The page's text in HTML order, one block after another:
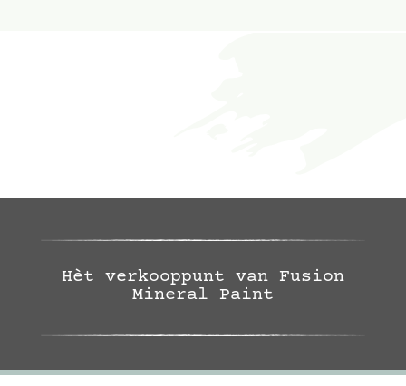
Hèt verkooppunt van Fusion
Mineral Paint